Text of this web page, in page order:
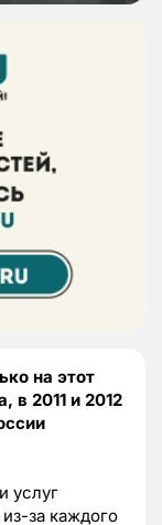
на этот
в 2011 и 2012
услуг
за каждого